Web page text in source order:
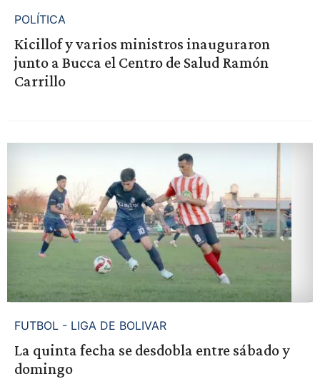
POLÍTICA
Kicillof y varios ministros inauguraron
junto a Bucca el Centro de Salud Ramón
Carrillo
FUTBOL - LIGA DE BOLIVAR
La quinta fecha se desdobla entre sábado y
domingo